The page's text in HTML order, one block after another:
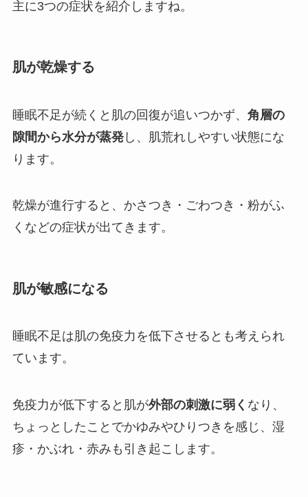
主に3つの症状を紹介しますね。
肌が乾燥する
睡眠不足が続くと肌の回復が追いつかず、 角層の
隙間から水分が蒸発し、肌荒れしやすい状態にな
ります。
乾燥が進行すると、かさつき・ごわつき・粉がふ
くなどの症状が出てきます。
肌が敏感になる
睡眠不足は肌の免疫力を低下させるとも考えられ
ています。
免疫力が低下すると肌が外部の刺激に弱く なり、
ちょっとしたことでかゆみやひりつきを感じ、 湿
疹・かぶれ・赤みも引き起こします。